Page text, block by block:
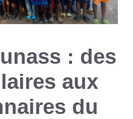
: des
aux
du